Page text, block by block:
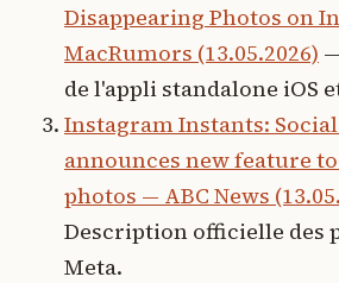
Disappearing Photos on
MacRumors (13.05.2026)
de l'appli standalone iOS
Instagram Instants:
announces new feature
photos — ABC News
Description officielle des
Meta.